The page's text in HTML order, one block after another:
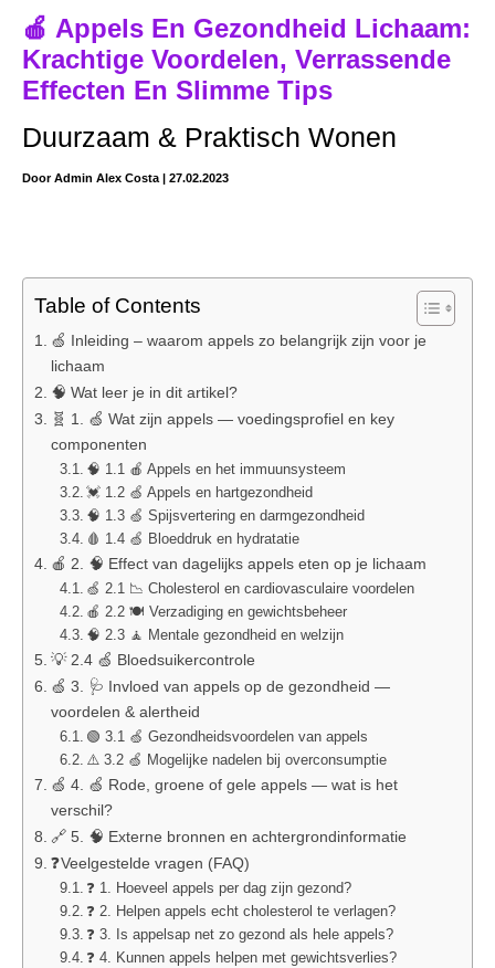
🍎 Appels En Gezondheid Lichaam:
Krachtige Voordelen, Verrassende
Effecten En Slimme Tips
Duurzaam & Praktisch Wonen
DoorAdmin Alex Costa | 27.02.2023
Table of Contents
🍏 Inleiding – waarom appels zo belangrijk zijn voor je
lichaam
🧠 Wat leer je in dit artikel?
🧬 1. 🍏 Wat zijn appels — voedingsprofiel en key
componenten
🧠 1.1 🍎 Appels en het immuunsysteem
💓 1.2 🍏 Appels en hartgezondheid
🧠 1.3 🍏 Spijsvertering en darmgezondheid
🩸 1.4 🍏 Bloeddruk en hydratatie
🍎 2. 🧠 Effect van dagelijks appels eten op je lichaam
🍏 2.1 📉 Cholesterol en cardiovasculaire voordelen
🍎 2.2 🍽️ Verzadiging en gewichtsbeheer
🧠 2.3 🧘 Mentale gezondheid en welzijn
💡 2.4 🍏 Bloedsuikercontrole
🍏 3. 🩺 Invloed van appels op de gezondheid —
voordelen & alertheid
🟢 3.1 🍏 Gezondheidsvoordelen van appels
⚠️ 3.2 🍏 Mogelijke nadelen bij overconsumptie
🍏 4. 🍏 Rode, groene of gele appels — wat is het
verschil?
🔗 5. 🧠 Externe bronnen en achtergrondinformatie
❓Veelgestelde vragen (FAQ)
❓ 1. Hoeveel appels per dag zijn gezond?
❓ 2. Helpen appels echt cholesterol te verlagen?
❓ 3. Is appelsap net zo gezond als hele appels?
❓ 4. Kunnen appels helpen met gewichtsverlies?